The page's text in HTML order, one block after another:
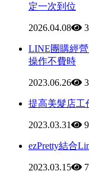
定一次到位
2026.04.08
LINE團購經
操作不費時
2023.06.26
提高美髮店工
2023.03.31
ezPretty結合
2023.03.15